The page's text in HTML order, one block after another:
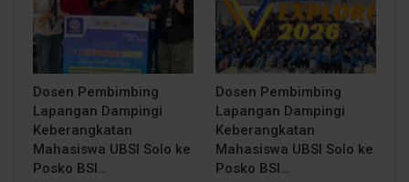
Dosen Pembimbing
Lapangan Dampingi
Keberangkatan
Mahasiswa UBSI Solo ke
Posko BSI…
Dosen Pembimbing
Lapangan Dampingi
Keberangkatan
Mahasiswa UBSI Solo ke
Posko BSI…